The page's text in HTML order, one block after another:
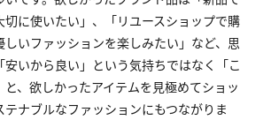
切に使いたい」、「リユースショップで購
しいファッションを楽しみたい」など、思
安いから良い」という気持ちではなく「こ
と、欲しかったアイテムを見極めてショッ
テナブルなファッションにもつながりま